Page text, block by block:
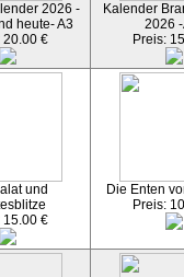
2026 -
heute- A3
20.00 €
Kalender
2026
Preis:
und
15.00 €
Die Enten
Preis: